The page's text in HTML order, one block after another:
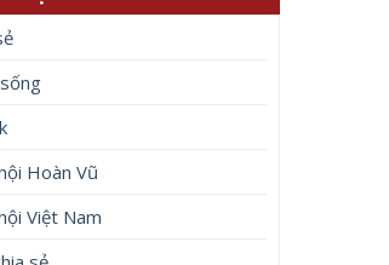
Hoàn Vũ
Việt Nam